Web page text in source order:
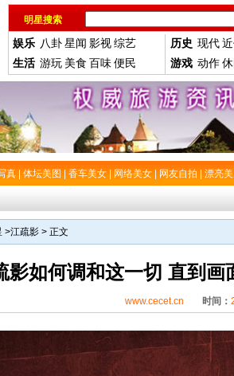
明星搜索
娱乐 八卦星闻 影视综艺
生活 游玩 美食 百味便民
历史 现代
游戏 动作
真 体坛美图 香车美女 网络美女 网友自拍 漂亮
>江疏影 > 正文
影如何调和这一切 直到画
www.cecet.cn 时间：